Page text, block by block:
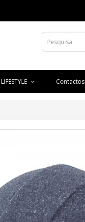
LIFESTYLE Contactos